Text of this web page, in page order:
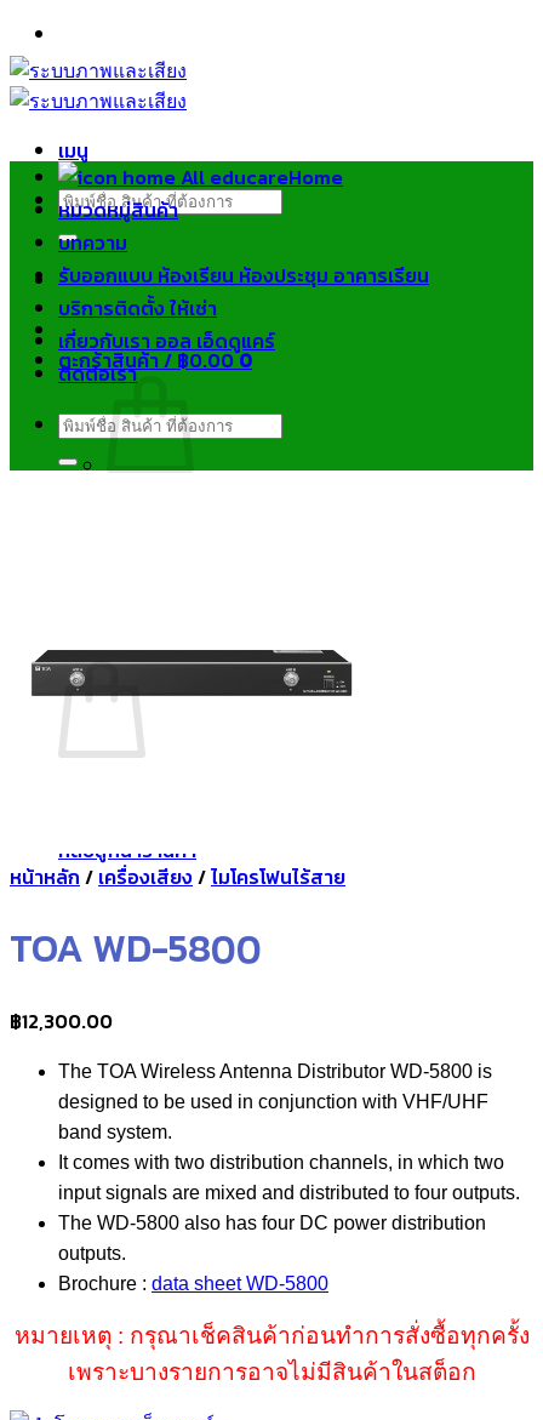
ข้าม
ไป
ยัง
เมนู
ค้นหา:
ตะกร้าสินค้า /฿0.000
ตะกร้าสินค้า
กลับสู่หน้าร้านค้า
Home
หมวดหมู่สินค้า
บทความ
รับออกแบบ ห้องเรียน ห้องประชุม อาคารเรียน
บริการติดตั้ง ให้เช่า
เกี่ยวกับเรา ออล เอ็ดดูแคร์
ติดต่อเรา
ค้นหา:
หน้าหลัก / เครื่องเสียง/ไมโครโฟนไร้สาย
TOA WD-5800
฿12,300.00
The TOA Wireless Antenna Distributor WD-5800 is
designed to be used in conjunction with VHF/UHF
band system.
It comes with two distribution channels, in which two
input signals are mixed and distributed to four outputs.
The WD-5800 also has four DC power distribution
outputs.
Brochure : data sheet WD-5800
หมายเหตุ : กรุณาเช็คสินค้าก่อนทำการสั่งซื้อทุกครั้ง
เพราะบางรายการอาจไม่มีสินค้าในสต็อก